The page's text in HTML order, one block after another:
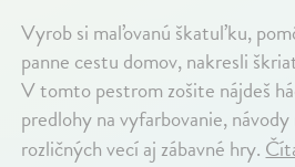
Vyrob si maľovanú škatuľku,
panne cestu domov, nakresli
V tomto pestrom zošite nájdeš
predlohy na vyfarbovanie,
rozličných vecí aj zábavné hry.